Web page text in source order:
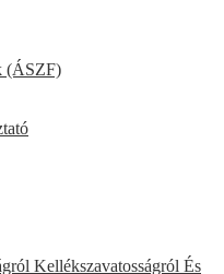
(ÁSZF)
Kellékszavatosságról És